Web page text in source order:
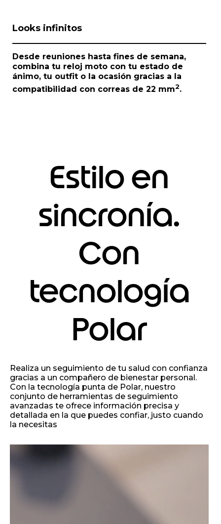
Looks infinitos
Desde reuniones hasta fines de semana,
combina tu reloj moto con tu estado de
ánimo, tu outfit o la ocasión gracias a la
compatibilidad con correas de 22 mm2.
Estilo en
sincronía.
Con
tecnología
Polar
Realiza un seguimiento de tu salud con confianza
gracias a un compañero de bienestar personal.
Con la tecnología punta de Polar, nuestro
conjunto de herramientas de seguimiento
avanzadas te ofrece información precisa y
detallada en la que puedes confiar, justo cuando
la necesitas